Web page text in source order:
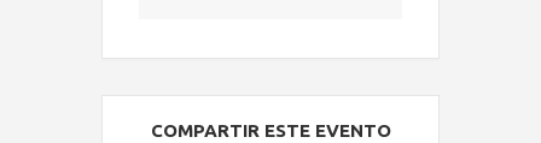
COMPARTIR ESTE EVENTO